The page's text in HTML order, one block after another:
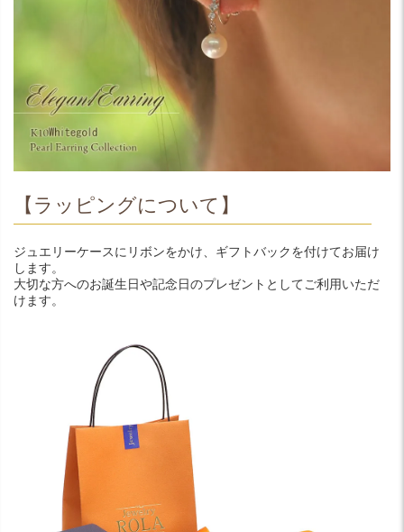
【ラッピングについて】
ジュエリーケースにリボンをかけ、ギフトバックを付けてお届け
します。
大切な方へのお誕生日や記念日のプレゼントとしてご利用いただ
けます。